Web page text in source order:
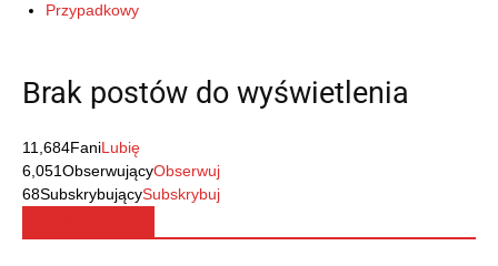
Przypadkowy
Brak postów do wyświetlenia
11,684FaniLubię
6,051ObserwującyObserwuj
68SubskrybującySubskrybuj